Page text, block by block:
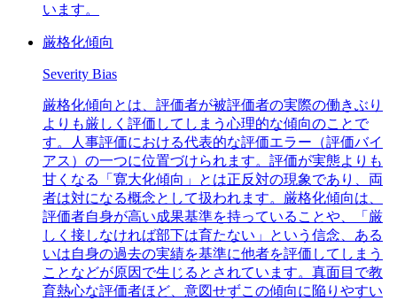
います。
厳格化傾向
Severity Bias
厳格化傾向とは、評価者が被評価者の実際の働きぶり
よりも厳しく評価してしまう心理的な傾向のことで
す。人事評価における代表的な評価エラー（評価バイ
アス）の一つに位置づけられます。評価が実態よりも
甘くなる「寛大化傾向」とは正反対の現象であり、両
者は対になる概念として扱われます。厳格化傾向は、
評価者自身が高い成果基準を持っていることや、「厳
しく接しなければ部下は育たない」という信念、ある
いは自身の過去の実績を基準に他者を評価してしまう
ことなどが原因で生じるとされています。真面目で教
育熱心な評価者ほど、意図せずこの傾向に陥りやすい